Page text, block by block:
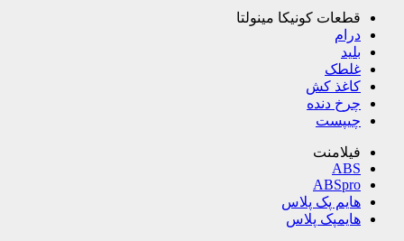
قطعات کونیکا مینولتا
درام
بلید
غلطک
کاغذ کش
چرخ دنده
چیپست
فیلامنت
ABS
ABSpro
هایم پک پلاس
هایمپک پلاس